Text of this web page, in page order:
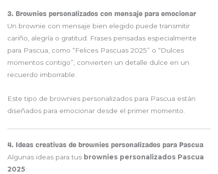
3. Brownies personalizados con mensaje para emocionar
Un brownie con mensaje bien elegido puede transmitir
cariño, alegría o gratitud. Frases pensadas especialmente
para Pascua, como “Felices Pascuas 2025” o “Dulces
momentos contigo”, convierten un detalle dulce en un
recuerdo imborrable.
Este tipo de brownies personalizados para Pascua están
diseñados para emocionar desde el primer momento.
4. Ideas creativas de brownies personalizados para Pascua
Algunas ideas para tus brownies personalizados Pascua
2025: